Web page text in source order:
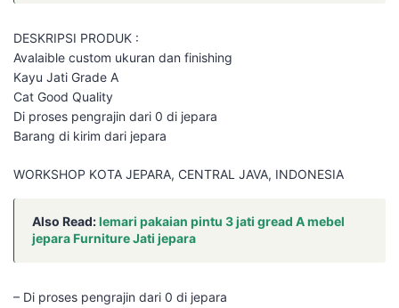
DESKRIPSI PRODUK :
Avalaible custom ukuran dan finishing
Kayu Jati Grade A
Cat Good Quality
Di proses pengrajin dari 0 di jepara
Barang di kirim dari jepara
WORKSHOP KOTA JEPARA, CENTRAL JAVA, INDONESIA
Also Read:lemari pakaian pintu 3 jati gread A mebel
jepara Furniture Jati jepara
– Di proses pengrajin dari 0 di jepara